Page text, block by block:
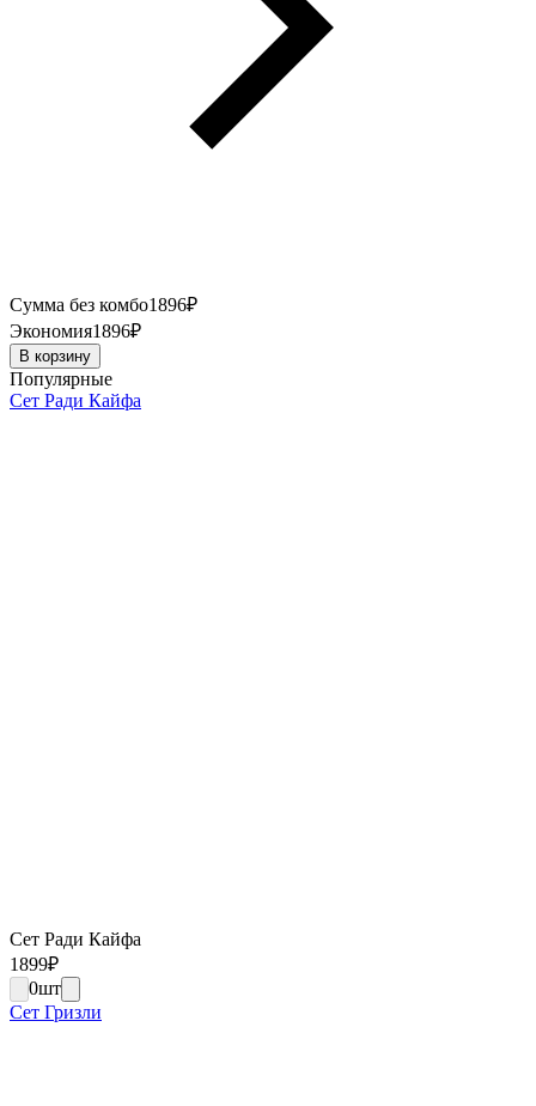
Сумма без комбо1896₽
Экономия1896₽
В корзину
Популярные
Сет Ради Кайфа
Сет Ради Кайфа
1899₽
0шт
Сет Гризли